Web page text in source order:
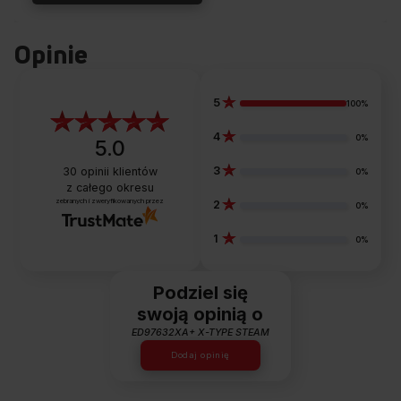
Opinie
5.0
30 opinii klientów
z całego okresu
zebranych i zweryfikowanych przez
5 100%
4 0%
3 0%
2 0%
1 0%
Podziel się
swoją opinią o
ED97632XA+ X-TYPE STEAM
Dodaj opinię